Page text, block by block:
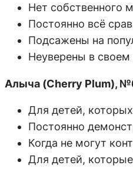
Нет собственного
Постоянно всё
Подсажены на
Неуверены в
Алыча (Cherry Plum),
Для детей,
Постоянно
Когда не могут
Для детей,